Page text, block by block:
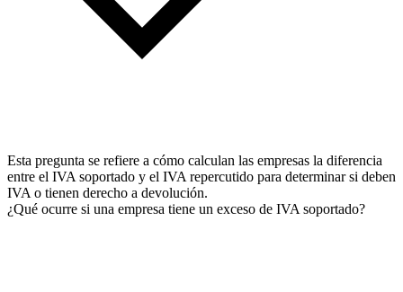
Esta pregunta se refiere a cómo calculan las empresas la diferencia
entre el IVA soportado y el IVA repercutido para determinar si deben
IVA o tienen derecho a devolución.
¿Qué ocurre si una empresa tiene un exceso de IVA soportado?